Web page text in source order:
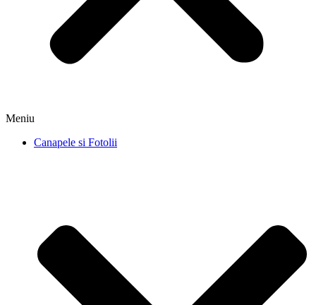
Meniu
Canapele si Fotolii